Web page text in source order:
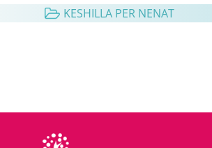
KESHILLA PER NENAT